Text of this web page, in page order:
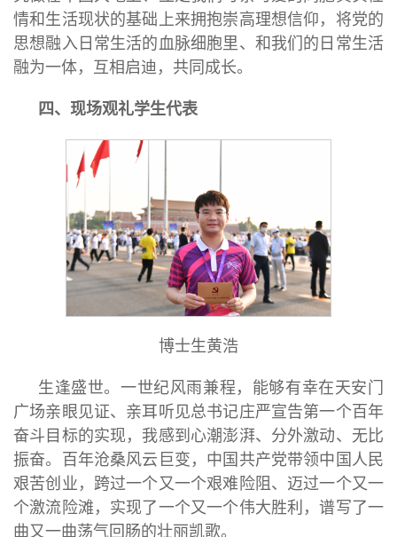
情和生活现状的基础上来拥抱崇高理想信仰，将党的
思想融入日常生活的血脉细胞里、和我们的日常生活
融为一体，互相启迪，共同成长。
四、现场观礼学生代表
博士生黄浩
生逢盛世。一世纪风雨兼程，能够有幸在天安门
广场亲眼见证、亲耳听见总书记庄严宣告第一个百年
奋斗目标的实现，我感到心潮澎湃、分外激动、无比
振奋。百年沧桑风云巨变，中国共产党带领中国人民
艰苦创业，跨过一个又一个艰难险阻、迈过一个又一
个激流险滩，实现了一个又一个伟大胜利，谱写了一
曲又一曲荡气回肠的壮丽凯歌。